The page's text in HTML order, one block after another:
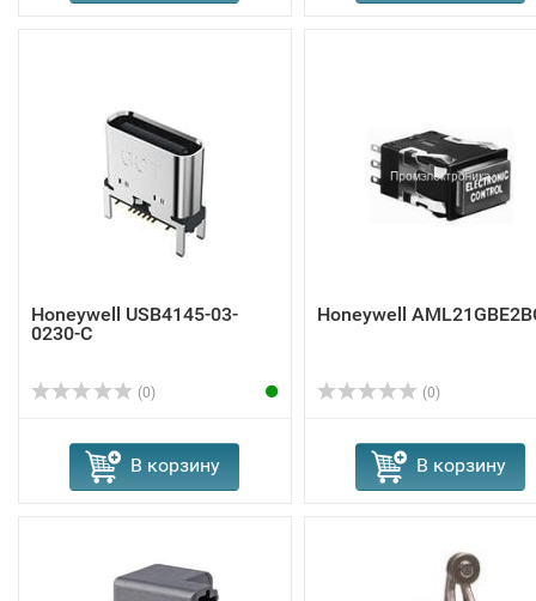
Honeywell USB4145-03-
0230-C
(0)
В корзину
Honeywell
(0)
В корзину